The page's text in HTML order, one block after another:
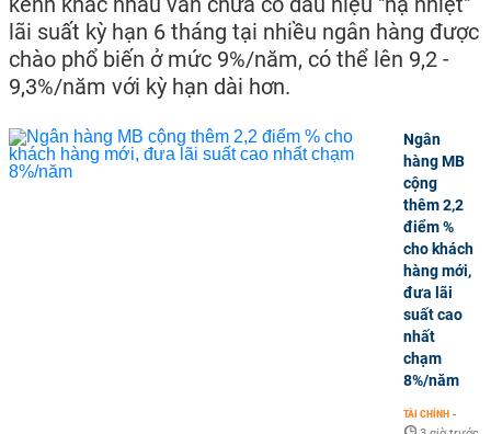
lãi suất kỳ hạn 6 tháng tại nhiều ngân hàng được
chào phổ biến ở mức 9%/năm, có thể lên 9,2 -
9,3%/năm với kỳ hạn dài hơn.
Ngân
hàng MB
cộng
thêm 2,2
điểm %
cho khách
hàng mới,
đưa lãi
suất cao
nhất
chạm
8%/năm
TÀI CHÍNH -